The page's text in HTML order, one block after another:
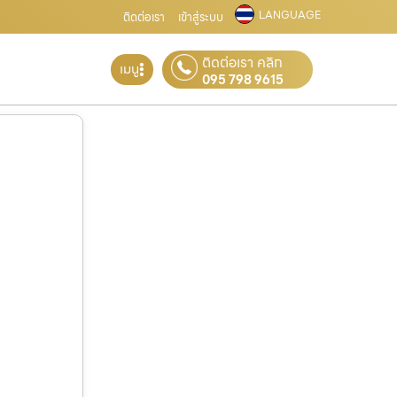
ติดต่อเรา เข้าสู่ระบบ LANGUAGE
เมนู ติดต่อเรา คลิก
095 798 9615